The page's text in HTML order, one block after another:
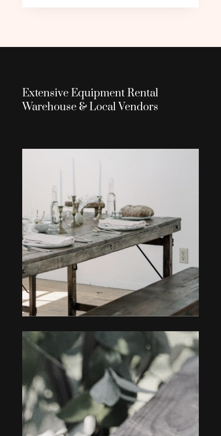
Extensive Equipment Rental
Warehouse & Local Vendors